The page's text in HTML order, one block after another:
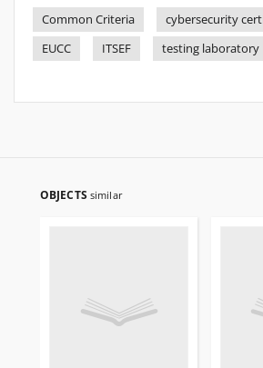
Common Criteria
cybersecurity
EUCC
ITSEF testing laboratory
OBJECTS similar